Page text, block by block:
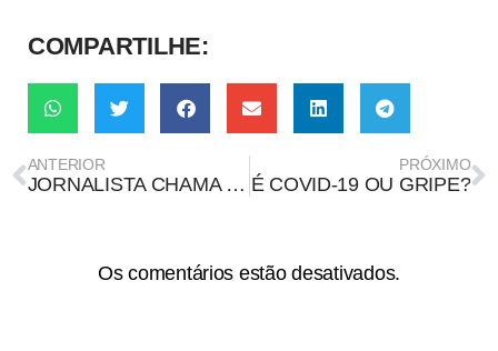
COMPARTILHE:
ANTERIOR
JORNALISTA CHAMA VACINA DE “SORO MILAGROSO” E QUESTIONA AÇÕES DA ANVISA
PRÓXIMO
É COVID-19 OU GRIPE?
Os comentários estão desativados.